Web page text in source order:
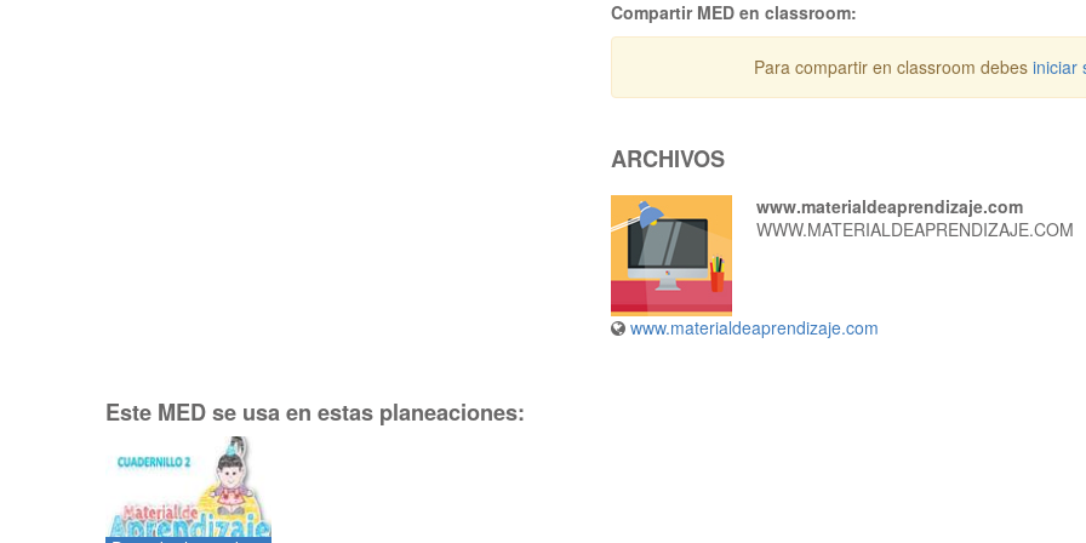
Compartir MED en classroom:
Para compartir en classroom debesiniciar
ARCHIVOS
www.materialdeaprendizaje.com
WWW.MATERIALDEAPRENDIZAJE.COM
www.materialdeaprendizaje.com
Este MED se usa en estas planeaciones: